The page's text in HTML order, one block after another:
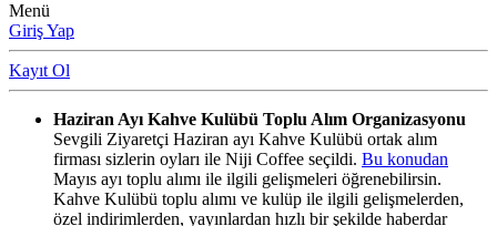
Menü
Giriş Yap
Kayıt Ol
Haziran Ayı Kahve Kulübü Toplu Alım Organizasyonu
Sevgili Ziyaretçi Haziran ayı Kahve Kulübü ortak alım
firması sizlerin oyları ile Niji Coffee seçildi. Bu konudan
Mayıs ayı toplu alımı ile ilgili gelişmeleri öğrenebilirsin.
Kahve Kulübü toplu alımı ve kulüp ile ilgili gelişmelerden,
özel indirimlerden, yayınlardan hızlı bir şekilde haberdar